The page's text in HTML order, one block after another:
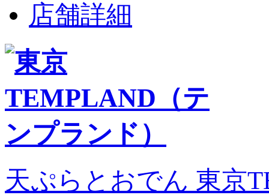
店舗詳細
天ぷらとおでん 東京